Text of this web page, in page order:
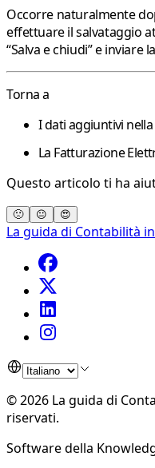
Occorre naturalmente
effettuare il salvataggio
“Salva e chiudi” e inviare
Torna a
I dati aggiuntivi
La Fatturazione
Questo articolo ti ha
🙁 😐 😍
La guida di Contabilità
©2026 La guida di
riservati.
Software della